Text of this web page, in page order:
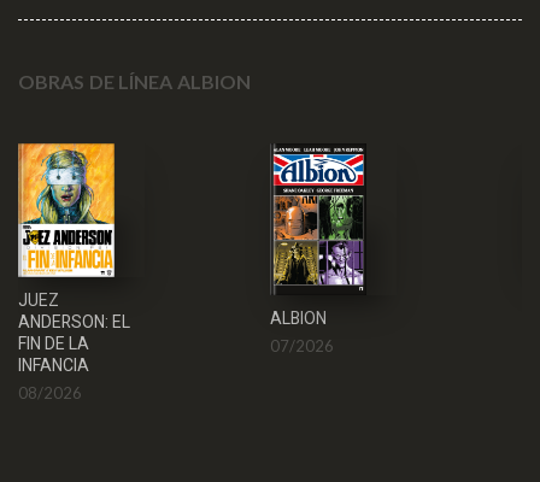
OBRAS DE LÍNEA ALBION
JUEZ
ANDERSON: EL
FIN DE LA
INFANCIA
08/2026
ALBION
07/2026